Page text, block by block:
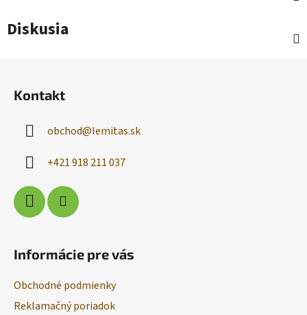
Diskusia
Kontakt
obchod@lemitas.sk
+421 918 211 037
Informácie pre vás
Obchodné podmienky
Reklamačný poriadok